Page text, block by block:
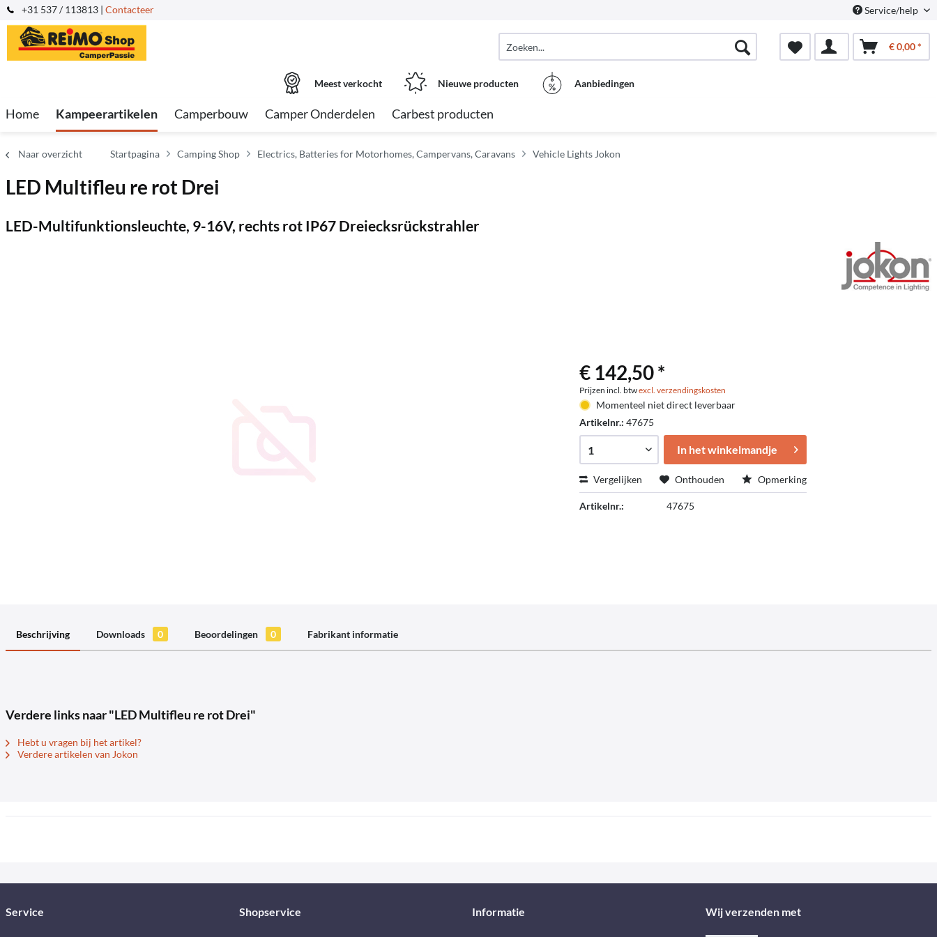
+31 537 / 113813 | Contacteer Service/help
€ 0,00 *
Meest verkocht Nieuwe producten Aanbiedingen
Home Kampeerartikelen Camperbouw Camper Onderdelen Carbest producten
Naar overzicht Startpagina Camping Shop Electrics, Batteries for Motorhomes, Campervans, Caravans Vehicle Lights Jokon
LED Multifleu re rot Drei
LED-Multifunktionsleuchte, 9-16V, rechts rot IP67 Dreiecksrückstrahler
€ 142,50 *
Prijzen incl. btwexcl. verzendingskosten
Momenteel niet direct leverbaar
Artikelnr.:47675
In het winkelmandje
Vergelijken Onthouden Opmerking
Artikelnr.: 47675
Beschrijving Downloads 0 Beoordelingen 0 Fabrikant informatie
Verdere links naar "LED Multifleu re rot Drei"
Hebt u vragen bij het artikel?
Verdere artikelen van Jokon
Service Shopservice Informatie Wij verzenden met